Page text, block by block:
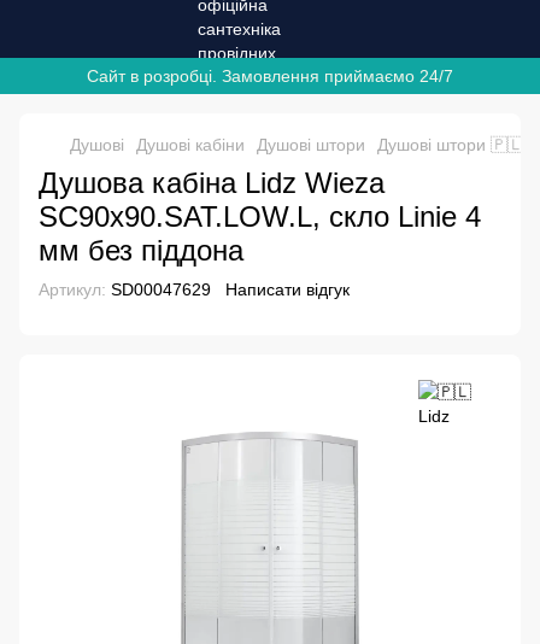
Сайт в розробці. Замовлення приймаємо 24/7
Душові Душові кабіни Душові штори Душові штори
Душова кабіна Lidz Wieza
SC90x90.SAT.LOW.L, скло Linie 4
мм без піддона
Артикул: SD00047629 Написати відгук